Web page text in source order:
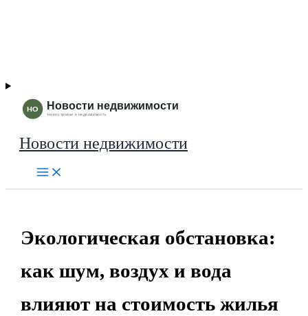
Новости недвижимости
Экологическая обстановка:
как шум, воздух и вода
влияют на стоимость жилья